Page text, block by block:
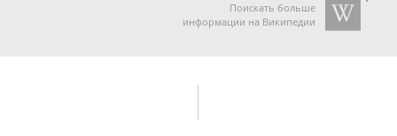
Поискать больше
информации на Википедии